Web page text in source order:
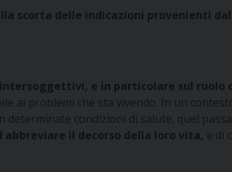
scorta delle indicazioni provenienti
e in particolare sul ruolo
ai problemi che sta vivendo. In un
determinate condizioni di salute, quel
il decorso della loro vita, e di